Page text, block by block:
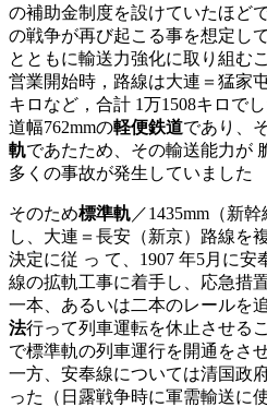
の補助金制度を設けていたほど
の戦争が再び起こる事を想定し
とともに輸送力強化に取り組む
営業開始時，路線は大連＝猛家
キロなど，合計 1万1508キロで
道幅762mmの軽便鉄道であり、
軌であたため、その輸送能力が
多くの事故が発生していました
そのため標準軌／1435mm（新
し、大連＝長安（新京）路線を
決定に従 っ て、1907 年5月に
線の拡軌工事に着手し、応急措
一本、あるいは二本のレールを
法行って列車運転を休止させる
で標準軌の列車運行を開通をさ
一方、安奉線については清国政
った（日露戦争時に軍需輸送に